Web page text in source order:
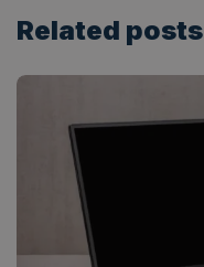
Related posts